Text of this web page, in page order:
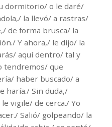
dormitorio/ o le daré/
la llevó/ a rastras/
de forma brusca/ la
Y ahora,/ le dijo/ la
aquí dentro/ tal y
tendremos/ que
haber buscado/ a
haría./ Sin duda,/
vigile/ de cerca./ Yo
Salió/ golpeando/ la